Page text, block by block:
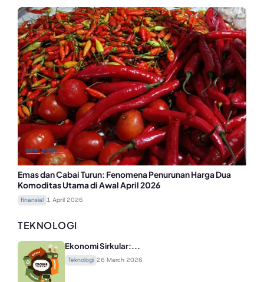
Emas dan Cabai Turun: Fenomena Penurunan Harga Dua
Komoditas Utama di Awal April 2026
finansial 1 April 2026
TEKNOLOGI
Ekonomi Sirkular:...
Teknologi 26 March 2026